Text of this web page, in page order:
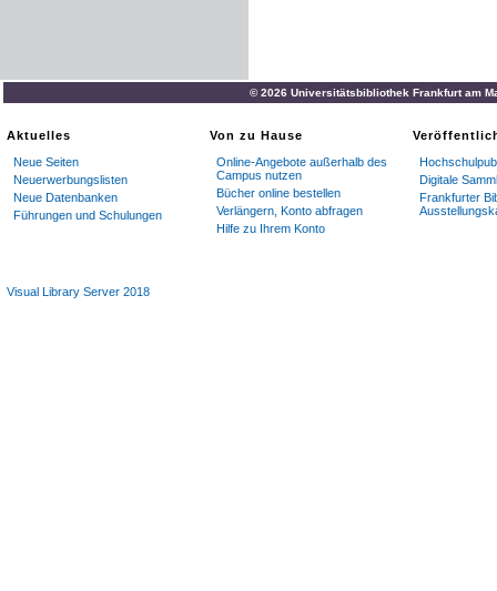
© 2026 Universitätsbibliothek Frankfurt am
Aktuelles
Neue Seiten
Neuerwerbungslisten
Neue Datenbanken
Führungen und Schulungen
Von zu Hause
Online-Angebote außerhalb des
Campus nutzen
Bücher online bestellen
Verlängern, Konto abfragen
Hilfe zu Ihrem Konto
Digitale
Frankfurter
Visual Library Server 2018